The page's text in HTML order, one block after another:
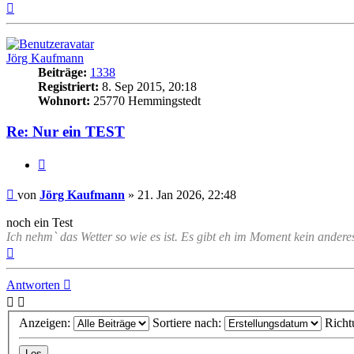
Jörg Kaufmann
Beiträge: 1338
Registriert: 8. Sep 2015, 20:18
Wohnort: 25770 Hemmingstedt
Re: Nur ein TEST
Beitrag
von Jörg Kaufmann » 21. Jan 2026, 22:48
noch ein Test
Ich nehm` das Wetter so wie es ist. Es gibt eh im Moment kein
Antworten
Anzeigen: Sortiere nach: